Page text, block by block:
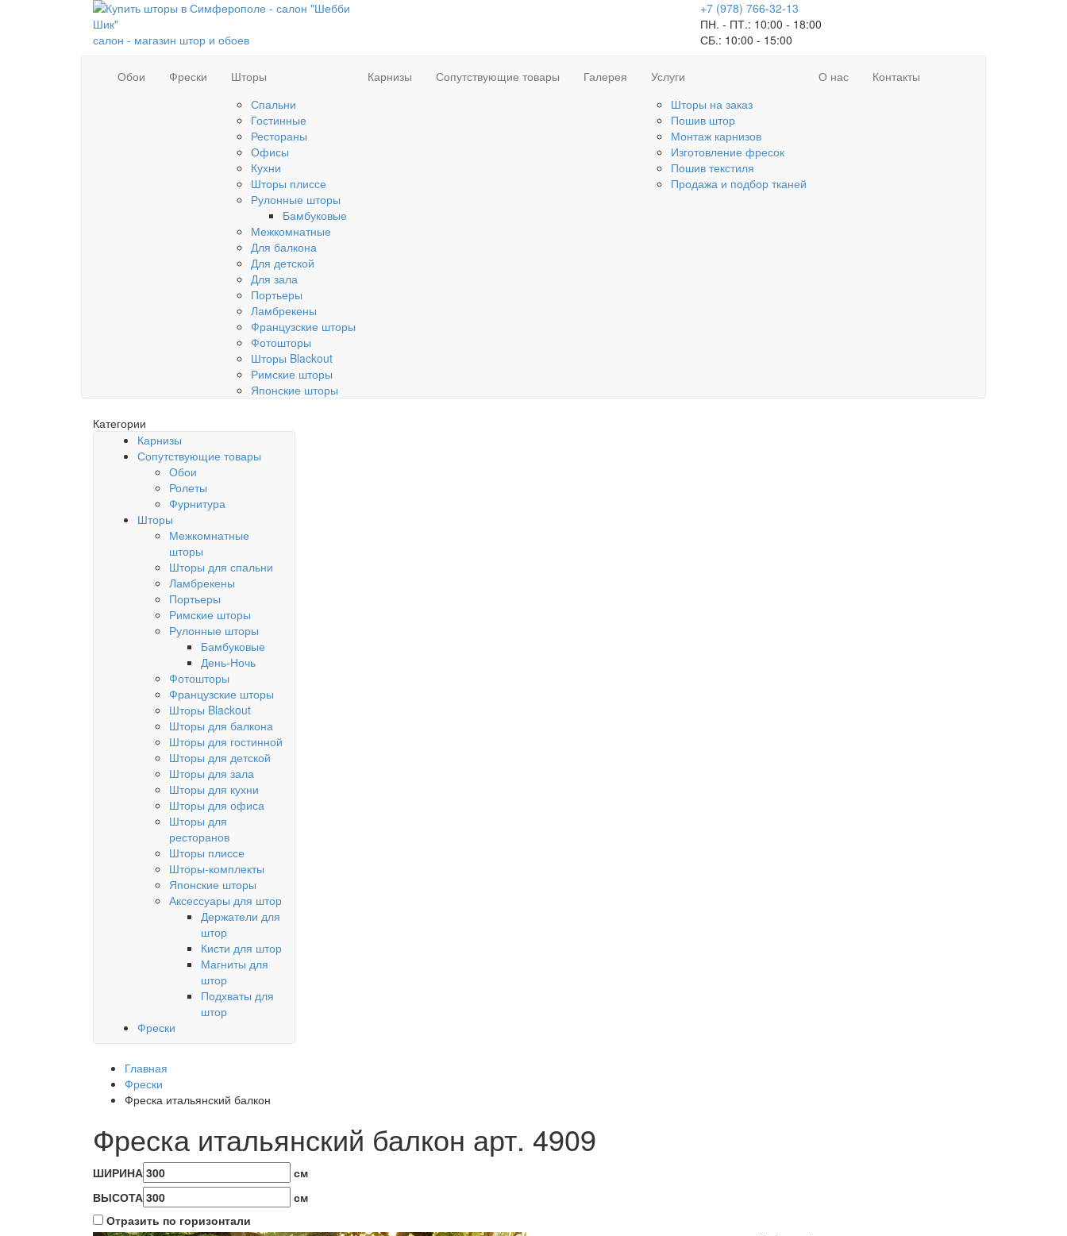
салон - магазин штор и обоев
+7 (978) 766-32-13
ПН. - ПТ.: 10:00 - 18:00
СБ.: 10:00 - 15:00
Обои Фрески
Шторы
Спальни
Гостинные
Рестораны
Офисы
Кухни
Шторы плиссе
Рулонные шторы
Бамбуковые
Межкомнатные
Для балкона
Для детской
Для зала
Портьеры
Ламбрекены
Французские шторы
Фотошторы
Шторы Blackout
Римские шторы
Японские шторы
Карнизы Сопутствующие товары Галерея
Услуги
Шторы на заказ
Пошив штор
Монтаж карнизов
Изготовление фресок
Пошив текстиля
Продажа и подбор тканей
О нас Контакты
Категории
Карнизы
Сопутствующие товары
Обои
Ролеты
Фурнитура
Шторы
Межкомнатные
шторы
Шторы для спальни
Ламбрекены
Портьеры
Римские шторы
Рулонные шторы
Бамбуковые
День-Ночь
Фотошторы
Французские шторы
Шторы Blackout
Шторы для балкона
Шторы для гостинной
Шторы для детской
Шторы для зала
Шторы для кухни
Шторы для офиса
Шторы для
ресторанов
Шторы плиссе
Шторы-комплекты
Японские шторы
Аксессуары для штор
Держатели для
штор
Кисти для штор
Магниты для
штор
Подхваты для
штор
Фрески
Главная
Фрески
Фреска итальянский балкон
Фреска итальянский балкон арт. 4909
ШИРИНА
см
ВЫСОТА
см
Отразить по горизонтали